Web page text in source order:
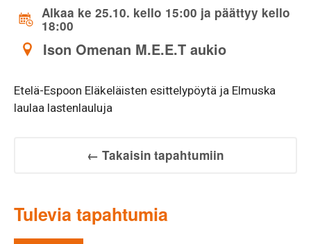
Alkaa ke 25.10. kello 15:00 ja päättyy kello
18:00
Ison Omenan M.E.E.T aukio
Etelä-Espoon Eläkeläisten esittelypöytä ja Elmuska
laulaa lastenlauluja
← Takaisin tapahtumiin
Tulevia tapahtumia